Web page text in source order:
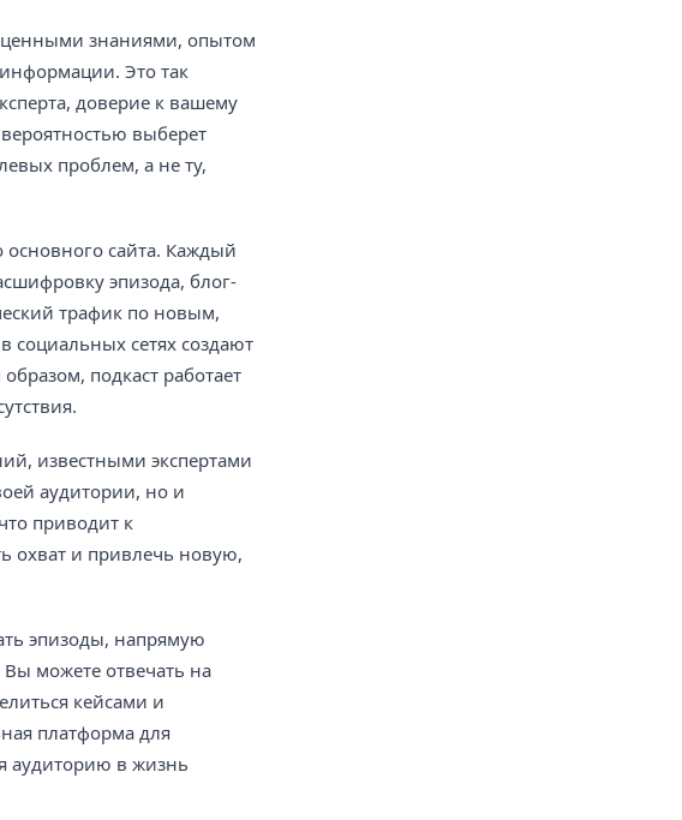
ценными знаниями, опытом
Это так
доверие к вашему
выберет
проблем, а не ту,
сайта. Каждый
эпизода, блог-
трафик по новым,
социальных сетях создают
подкаст работает
известными экспертами
аудитории, но и
приводит к
охват и привлечь новую,
эпизоды, напрямую
можете отвечать на
кейсами и
платформа для
аудиторию в жизнь